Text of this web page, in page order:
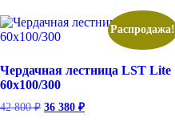
Распродажа!
Чердачная лестница LST Lite
60х100/300
42 800₽ Первоначальная
36 380 ₽Текущая